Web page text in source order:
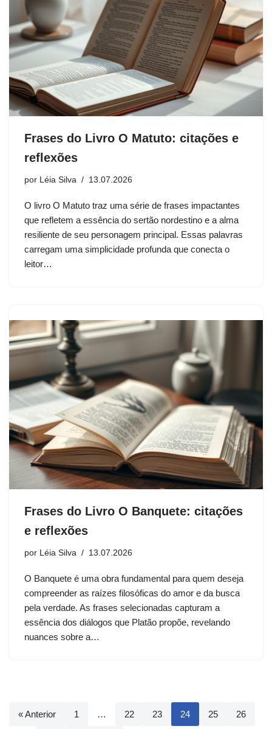
Frases do Livro O Matuto: citações e
reflexões
por Léia Silva 13.07.2026
O livro O Matuto traz uma série de frases impactantes
que refletem a essência do sertão nordestino e a alma
resiliente de seu personagem principal. Essas palavras
carregam uma simplicidade profunda que conecta o
leitor…
Frases do Livro O Banquete: citações
e reflexões
por Léia Silva 13.07.2026
O Banquete é uma obra fundamental para quem deseja
compreender as raízes filosóficas do amor e da busca
pela verdade. As frases selecionadas capturam a
essência dos diálogos que Platão propõe, revelando
nuances sobre a…
« Anterior 1 … 22 23 24 25 26